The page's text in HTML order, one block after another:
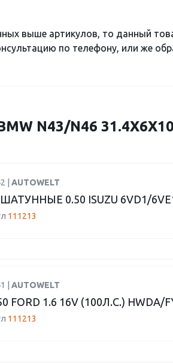
выше артикулов, то данный
по телефону, или же
N43/N46
| AUTOWELT
0.50 ISUZU 6VD1/
111213
| AUTOWELT
1.6 16V (100Л.С.) HWDA/
111213